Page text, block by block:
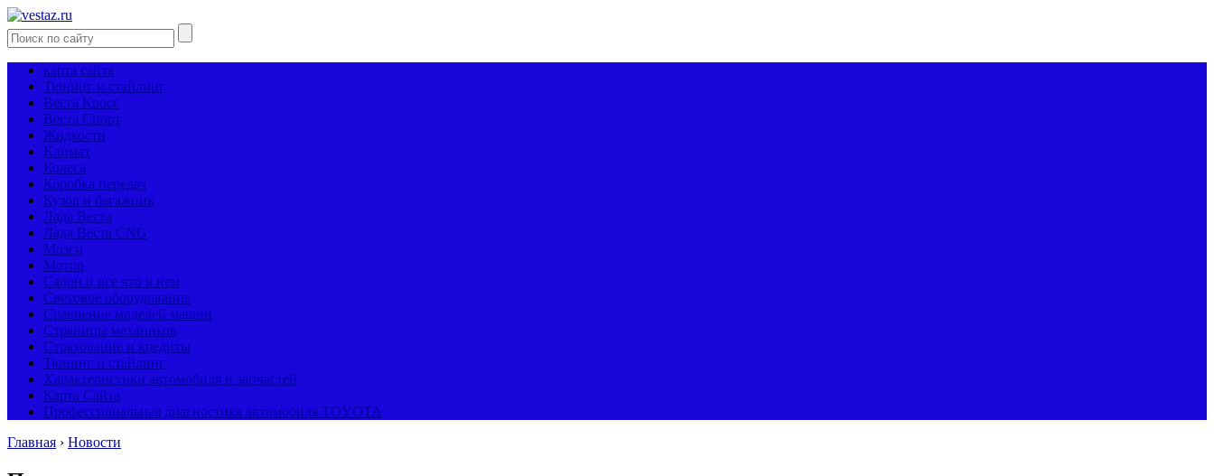
карта сайта
Тюнинг и стайлинг
Веста Кросс
Веста Спорт
Жидкости
Климат
Колеса
Коробка передач
Кузов и багажник
Лада Веста
Лада Веста CNG
Мозги
Мотор
Салон и все что в нем
Световое оборудование
Сравнение моделей машин
Страницы механиков
Страхование и кредиты
Тюнинг и стайлинг
Характеристики автомобиля и запчастей
Карта Сайта
Профессиональная диагностика автомобиля TOYOTA
Главная › Новости